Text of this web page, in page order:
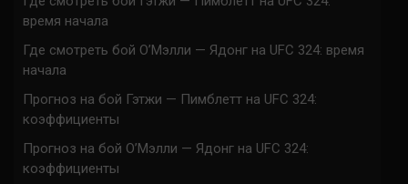
время начала
Где смотреть бой О’Мэлли — Ядонг на UFC 324: время
начала
Прогноз на бой Гэтжи — Пимблетт на UFC 324:
коэффициенты
Прогноз на бой О’Мэлли — Ядонг на UFC 324:
коэффициенты